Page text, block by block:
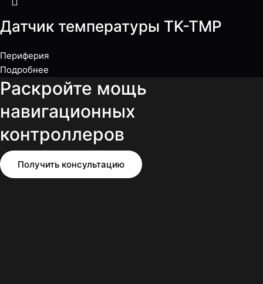
Датчик температуры TK-TMP
Периферия
Подробнее
Раскройте мощь
навигационных
контроллеров
Получить консультацию